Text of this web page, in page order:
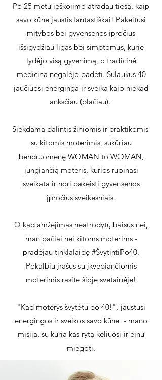
Po 25 metų ieškojimo atradau tiesą, kaip
savo kūne jaustis fantastiškai! Pakeitusi
mitybos bei gyvensenos įpročius
išsigydžiau ligas bei simptomus, kurie
lydėjo visą gyvenimą, o tradicinė
medicina negalėjo padėti. Sulaukus 40
jaučiuosi energinga ir sveika kaip niekad
anksčiau (plačiau).
Siekdama dalintis žiniomis ir praktikomis
su kitomis moterimis, sukūriau
bendruomenę WOMAN to WOMAN,
jungiančią moteris, kurios rūpinasi
sveikata ir nori pakeisti gyvensenos
įpročius sveikesniais.
O kad amžėjimas neatrodytų baisus nei,
man pačiai nei kitoms moterims -
pradėjau tinklalaidę #ŠvytintiPo40.
Pokalbių įrašus su įkvepiančiomis
moterimis rasite šioje svetainėje!
"Kad moterys švytėtų po 40!", jaustųsi
energingos ir sveikos savo kūne - mano
misija, su kuria kas rytą keliuosi ir einu
miegoti.